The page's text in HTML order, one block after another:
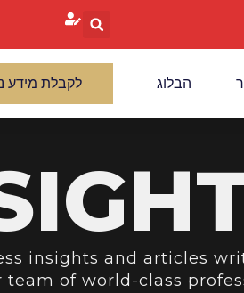
הבלוג לקבלת מידע
insights and articles
team of world-class